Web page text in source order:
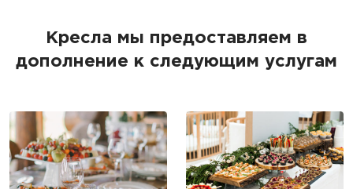
Кресла мы предоставляем в
дополнение к следующим услугам